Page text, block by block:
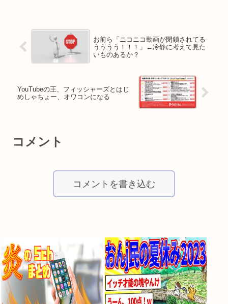
お前ら「ニコニコ動画が閉鎖されてる
うううう！！！」←冷静に考えて見た
いものあるか？
YouTubeの王、フィッシャーズとはじ
めしゃちょー、オワコンになる
コメント
コメントを書き込む